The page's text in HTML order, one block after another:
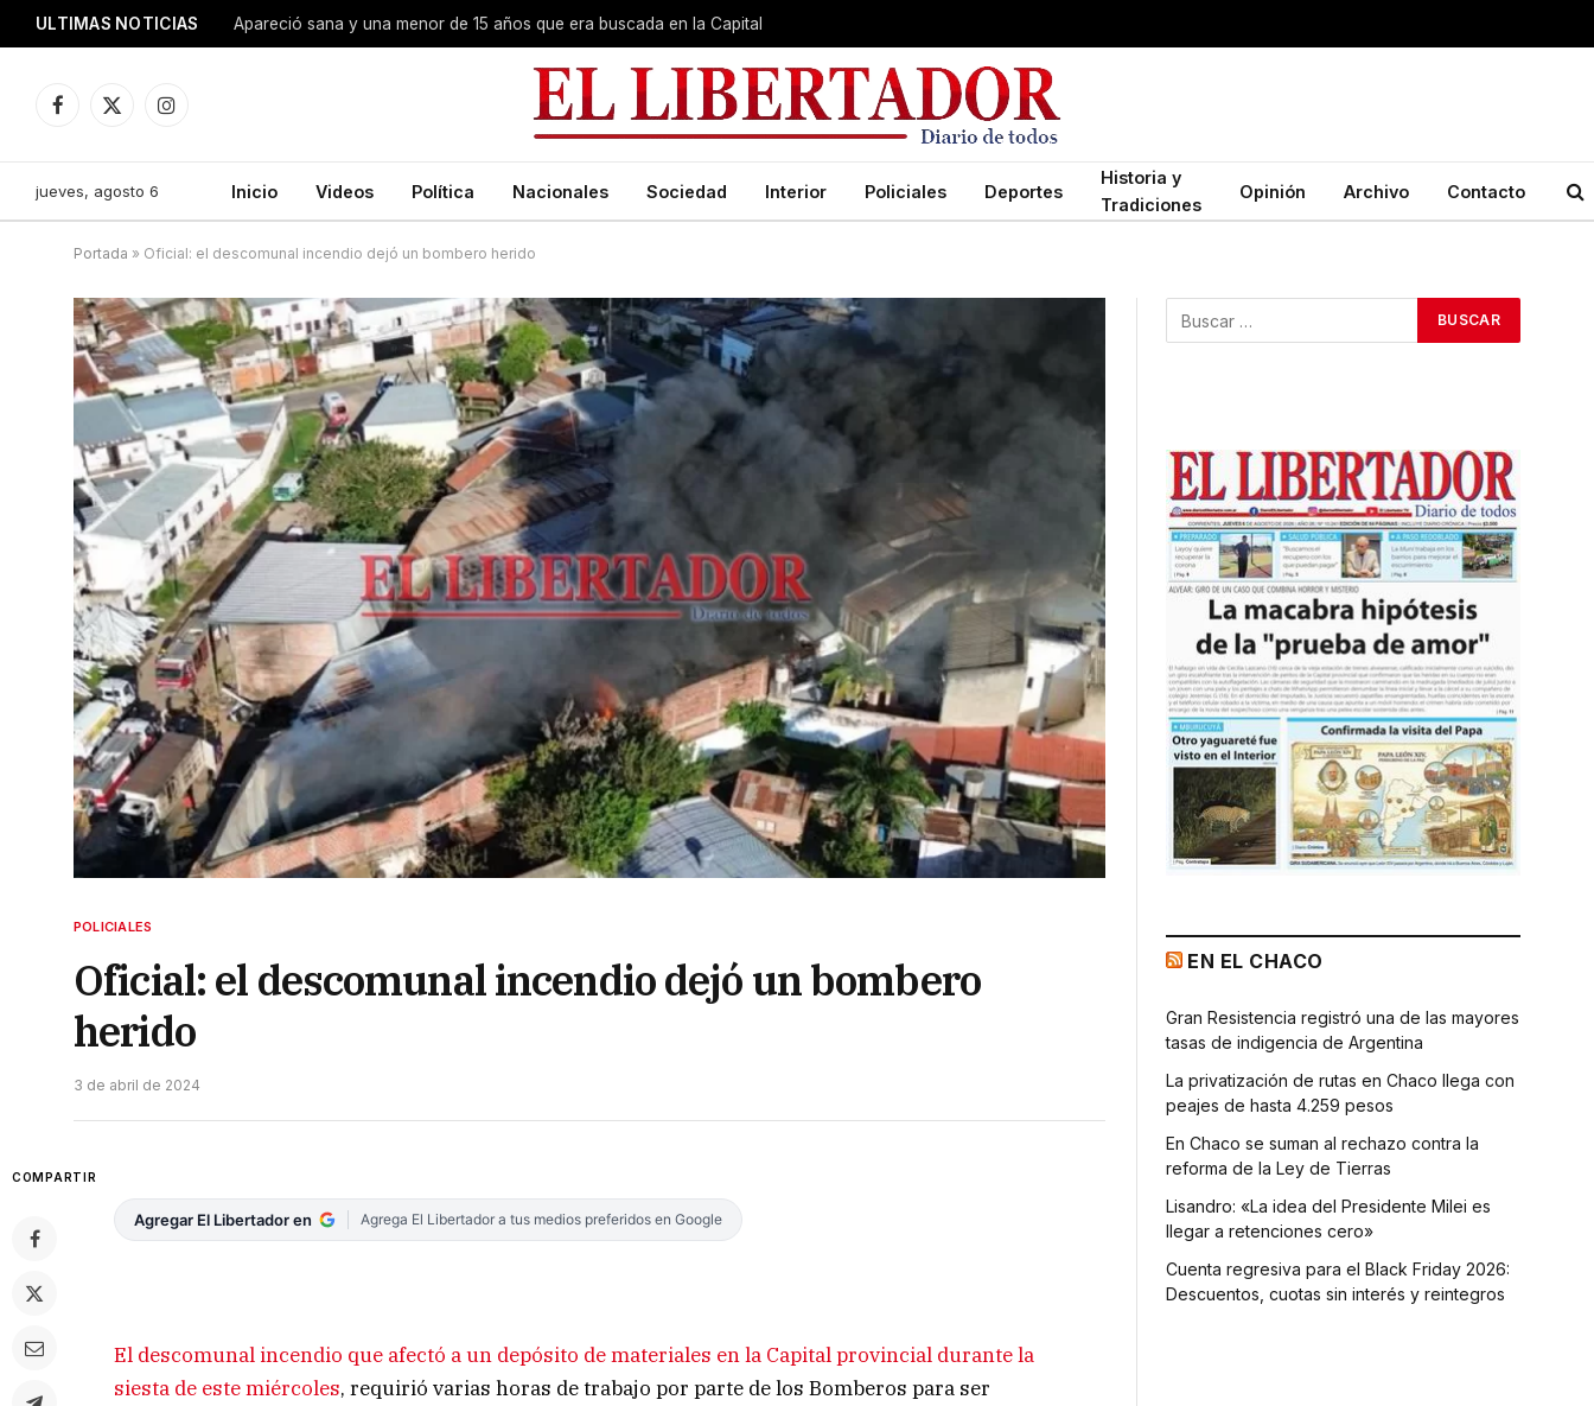
ULTIMAS NOTICIAS Apareció sana y una menor de 15 años que era buscada en la Capital
Facebook
X
Instagram
jueves, agosto 6 Inicio Videos Política Nacionales Sociedad Interior Policiales Deportes
Historia y
Tradiciones
Opinión Archivo Contacto
Portada » Oficial: el descomunal incendio dejó un bombero herido
POLICIALES
Oficial: el descomunal incendio dejó un bombero
herido
3 de abril de 2024
COMPARTIR
Agregar El Libertador en Agrega El Libertador a tus medios preferidos en Google
El descomunal incendio que afectó a un depósito de materiales en la Capital provincial durante la
siesta de este miércoles, requirió varias horas de trabajo por parte de los Bomberos para ser
EN EL CHACO
Gran Resistencia registró una de las mayores
tasas de indigencia de Argentina
La privatización de rutas en Chaco llega con
peajes de hasta 4.259 pesos
En Chaco se suman al rechazo contra la
reforma de la Ley de Tierras
Lisandro: «La idea del Presidente Milei es
llegar a retenciones cero»
Cuenta regresiva para el Black Friday 2026:
Descuentos, cuotas sin interés y reintegros